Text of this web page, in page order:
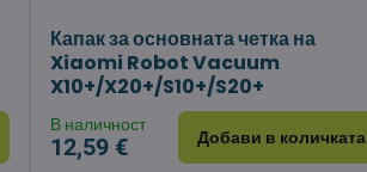
Капак за основната четка на
Xiaomi Robot Vacuum
X10+/X20+/S10+/S20+
В наличност
12,59 € Добави в количката